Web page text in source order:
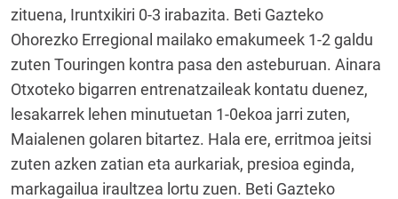
zituena, Iruntxikiri 0-3 irabazita. Beti Gazteko
Ohorezko Erregional mailako emakumeek 1-2 galdu
zuten Touringen kontra pasa den asteburuan. Ainara
Otxoteko bigarren entrenatzaileak kontatu duenez,
lesakarrek lehen minutuetan 1-0ekoa jarri zuten,
Maialenen golaren bitartez. Hala ere, erritmoa jeitsi
zuten azken zatian eta aurkariak, presioa eginda,
markagailua iraultzea lortu zuen. Beti Gazteko